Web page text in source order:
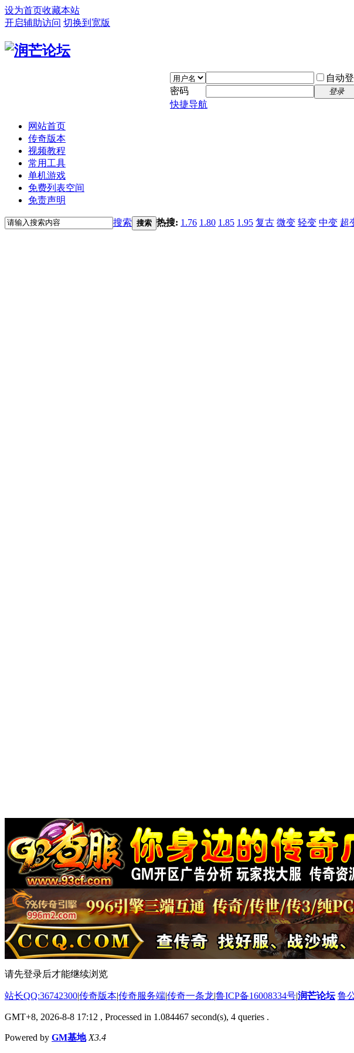
设为首页收藏本站
开启辅助访问 切换到宽版
自动
密码
登录
快捷导航
网站首页
传奇版本
视频教程
常用工具
单机游戏
免费列表空间
免责声明
搜索 搜索 热搜: 1.76 1.80 1.85 1.95 复古 微变 轻变 中变 超
请先登录后才能继续浏览
站长QQ:36742300|传奇版本|传奇服务端|传奇一条龙|鲁ICP备16008334号|润芒论坛 鲁
GMT+8, 2026-8-8 17:12 , Processed in 1.084467 second(s), 4 queries .
Powered by GM基地 X3.4